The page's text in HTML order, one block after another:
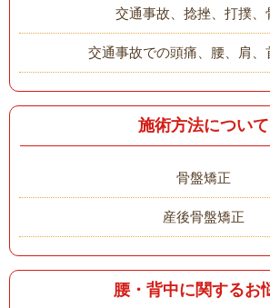
交通事故、捻挫、打撲、
交通事故での頭痛、腰、肩、
施術方法について
骨盤矯正
産後骨盤矯正
腰・背中に関するお